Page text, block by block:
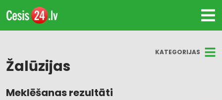
KATEGORIJAS
Žalūzijas
Visas nozares
Meklēšanas rezultāti